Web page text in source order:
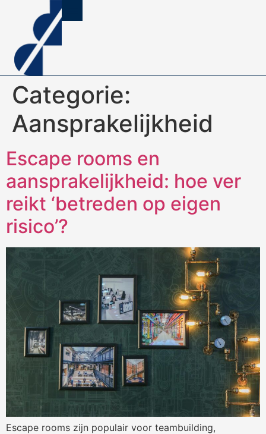
Categorie:
Aansprakelijkheid
Escape rooms en
aansprakelijkheid: hoe ver
reikt ‘betreden op eigen
risico’?
Escape rooms zijn populair voor teambuilding,